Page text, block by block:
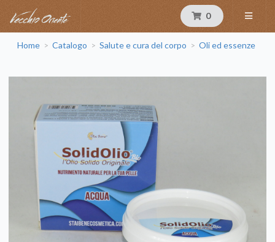
0
Home > Catalogo > Salute e cura del corpo > Oli ed essenze